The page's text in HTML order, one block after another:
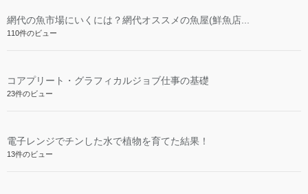
網代の魚市場にいくには？網代オススメの魚屋(鮮魚店...
110件のビュー
コアプリート・グラフィカルジョブ仕事の基礎
23件のビュー
電子レンジでチンした水で植物を育てた結果！
13件のビュー